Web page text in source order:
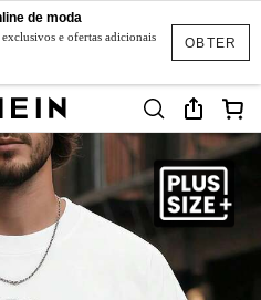
OBTER
de moda
e ofertas adicionais